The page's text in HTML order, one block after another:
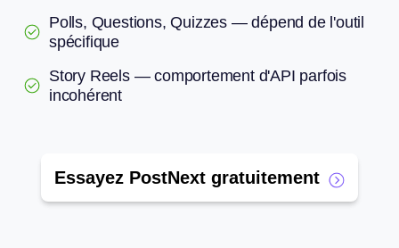
Polls, Questions, Quizzes — dépend de l'outil
spécifique
Story Reels — comportement d'API parfois
incohérent
Essayez PostNext gratuitement